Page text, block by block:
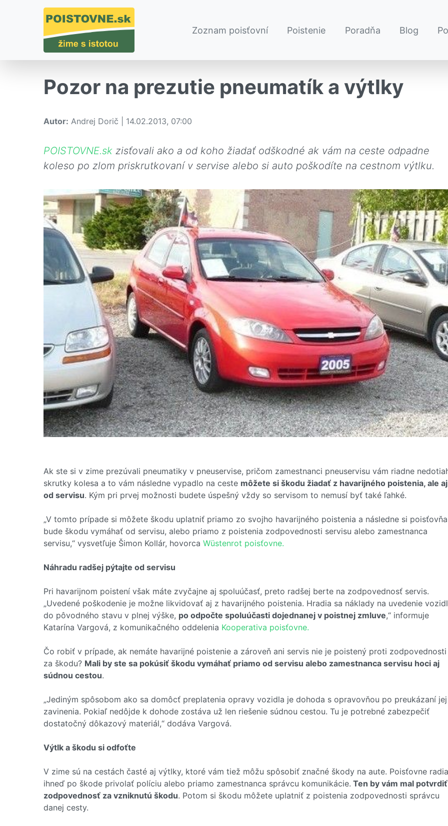
Zoznam poisťovní Poistenie Poradňa Blog
Pozor na prezutie pneumatík a výtlky
Autor: Andrej Dorič | 14.02.2013, 07:00
POISTOVNE.sk zisťovali ako a od koho žiadať odškodné ak vám na ceste odpadne
koleso po zlom priskrutkovaní v servise alebo si auto poškodíte na cestnom výtlku.
Ak ste si v zime prezúvali pneumatiky v pneuservise, pričom zamestnanci pneuservisu vám riadne
skrutky kolesa a to vám následne vypadlo na ceste môžete si škodu žiadať z havarijného poistenia, ale aj
od servisu. Kým pri prvej možnosti budete úspešný vždy so servisom to nemusí byť také ľahké.
„V tomto prípade si môžete škodu uplatniť priamo zo svojho havarijného poistenia a následne si poisťovňa
bude škodu vymáhať od servisu, alebo priamo z poistenia zodpovednosti servisu alebo zamestnanca
servisu,“ vysvetľuje Šimon Kollár, hovorca Wüstenrot poisťovne.
Náhradu radšej pýtajte od servisu
Pri havarijnom poistení však máte zvyčajne aj spoluúčasť, preto radšej berte na zodpovednosť servis.
„Uvedené poškodenie je možne likvidovať aj z havarijného poistenia. Hradia sa náklady na uvedenie
do pôvodného stavu v plnej výške, po odpočte spoluúčasti dojednanej v poistnej zmluve,“ informuje
Katarína Vargová, z komunikačného oddelenia Kooperativa poisťovne.
Čo robiť v prípade, ak nemáte havarijné poistenie a zároveň ani servis nie je poistený proti zodpovednosti
za škodu? Mali by ste sa pokúsiť škodu vymáhať priamo od servisu alebo zamestnanca servisu hoci aj
súdnou cestou.
„Jediným spôsobom ako sa domôcť preplatenia opravy vozidla je dohoda s opravovňou po preukázaní jej
zavinenia. Pokiaľ nedôjde k dohode zostáva už len riešenie súdnou cestou. Tu je potrebné zabezpečiť
dostatočný dôkazový materiál,“ dodáva Vargová.
Výtlk a škodu si odfoťte
V zime sú na cestách časté aj výtlky, ktoré vám tiež môžu spôsobiť značné škody na aute. Poisťovne radia
ihneď po škode privolať políciu alebo priamo zamestnanca správcu komunikácie. Ten by vám mal potvrdiť
zodpovednosť za vzniknutú škodu. Potom si škodu môžete uplatniť z poistenia zodpovednosti správcu
danej cesty.